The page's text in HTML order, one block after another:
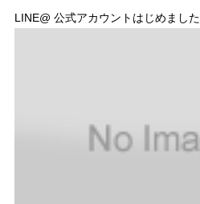
LINE@ 公式アカウントはじめました